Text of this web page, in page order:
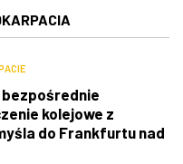
bezpośrednie
kolejowe z
do Frankfurtu nad